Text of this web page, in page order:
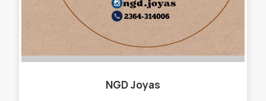
NGD Joyas